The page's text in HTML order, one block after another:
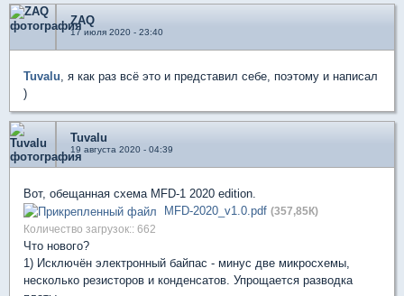
ZAQ
17 июля 2020 - 23:40
Tuvalu , я как раз всё это и представил себе, поэтому и написал
)
Tuvalu
19 августа 2020 - 04:39
Вот, обещанная схема MFD-1 2020 edition.
MFD-2020_v1.0.pdf (357,85К)
Количество загрузок:: 662
Что нового?
1) Исключён электронный байпас - минус две микросхемы,
несколько резисторов и конденсатов. Упрощается разводка